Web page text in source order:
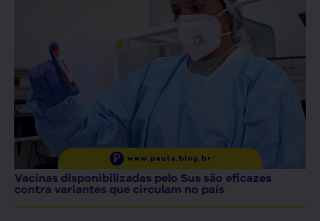
Vacinas disponibilizadas pelo Sus são eficazes
contra variantes que circulam no país